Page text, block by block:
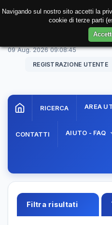
09 Aug. 202609:08:46
REGISTRAZIONE UTENTE
RICERCA AREA
CONTATTI AIUTO - FAQ
Filtra risultati
Navigando sul nostro sito accetti la
cookie di terze parti